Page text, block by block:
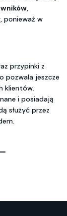
,
ponieważ w
przypinki z
pozwala jeszcze
klientów.
i posiadają
służyć przez